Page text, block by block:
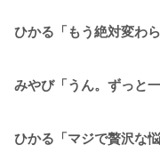
ひかる「もう絶対変わ
みやび「うん。ずっと
ひかる「マジで贅沢な悩